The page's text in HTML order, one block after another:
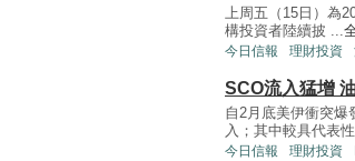
上周五（15日）為
構投資者陸續披 ...
今日信報 理財投資
SCO流入猛增
自2月底美伊衝突爆
入；其中較具代表
今日信報 理財投資